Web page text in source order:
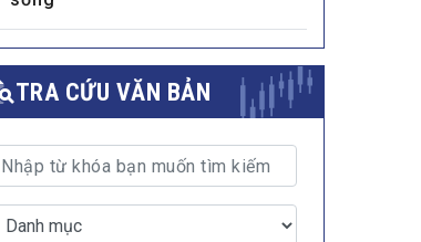
TRA CỨU VĂN BẢN